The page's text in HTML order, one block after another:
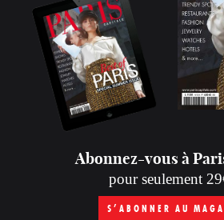
Abonnez-vous à
pour seulement
S’ABONNER AU